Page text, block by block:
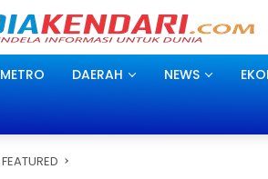
METRO DAERAH NEWS
FEATURED